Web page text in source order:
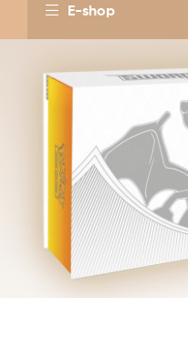
E-shop